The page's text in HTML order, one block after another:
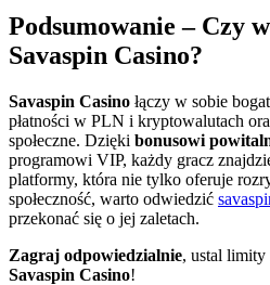
Podsumowanie – Czy
Savaspin Casino?
Savaspin Casino łączy w sobie
płatności w PLN i kryptowalutach
społeczne. Dzięki bonusowi
programowi VIP, każdy gracz
platformy, która nie tylko oferuje
społeczność, warto odwiedzić
przekonać się o jej zaletach.
Zagraj odpowiedzialnie, ustal limity
Savaspin Casino!